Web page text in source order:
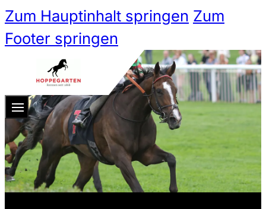
Zum Hauptinhalt springen Zum
Footer springen
Zum
Ticketshop
Ticketkategorien